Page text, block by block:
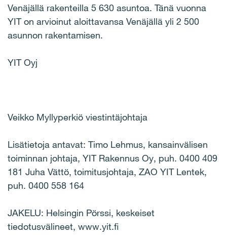
Venäjällä rakenteilla 5 630 asuntoa. Tänä vuonna
YIT on arvioinut aloittavansa Venäjällä yli 2 500
asunnon rakentamisen.
YIT Oyj
Veikko Myllyperkiö viestintäjohtaja
Lisätietoja antavat: Timo Lehmus, kansainvälisen
toiminnan johtaja, YIT Rakennus Oy, puh. 0400 409
181 Juha Vättö, toimitusjohtaja, ZAO YIT Lentek,
puh. 0400 558 164
JAKELU: Helsingin Pörssi, keskeiset
tiedotusvälineet, www.yit.fi